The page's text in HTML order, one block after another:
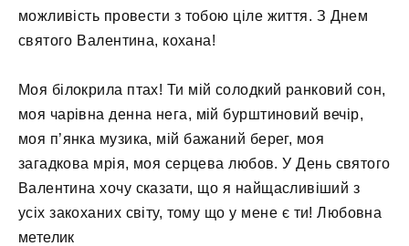
можливість провести з тобою ціле життя. З Днем
святого Валентина, кохана!
Моя білокрила птах! Ти мій солодкий ранковий сон,
моя чарівна денна нега, мій бурштиновий вечір,
моя п’янка музика, мій бажаний берег, моя
загадкова мрія, моя серцева любов. У День святого
Валентина хочу сказати, що я найщасливіший з
усіх закоханих світу, тому що у мене є ти! Любовна
метелик